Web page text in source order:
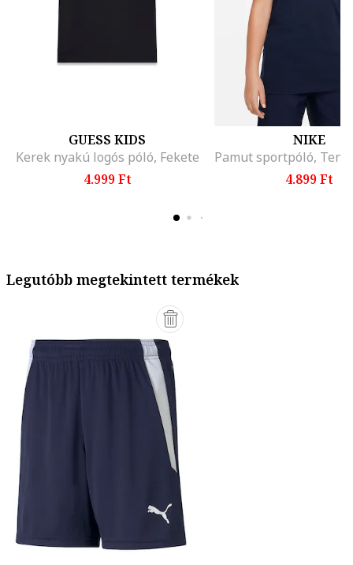
GUESS KIDS
Kerek nyakú logós póló, Fekete
4.999 Ft
NIKE
Pamut sportpóló,
4.899 Ft
Legutóbb megtekintett termékek